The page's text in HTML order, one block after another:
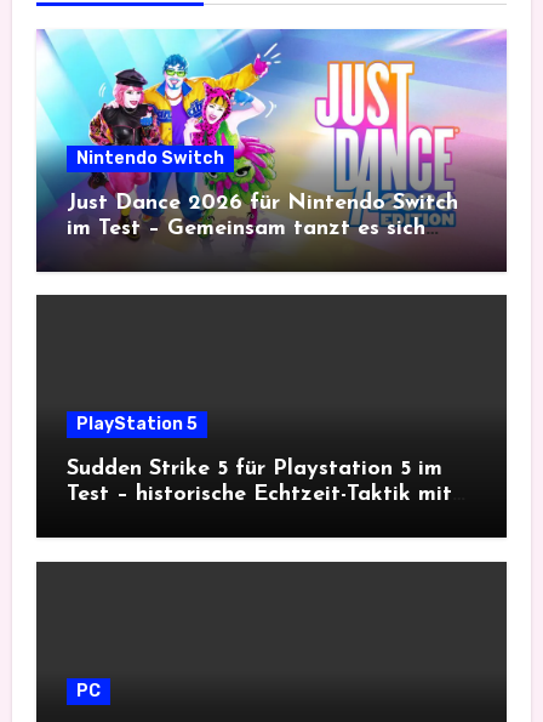
Nintendo Switch
Just Dance 2026 für Nintendo Switch
im Test – Gemeinsam tanzt es sich
PlayStation 5
Sudden Strike 5 für Playstation 5 im
Test – historische Echtzeit-Taktik mit
PC